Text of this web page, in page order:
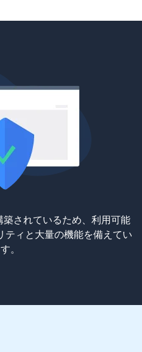
されているため、利用可能
ティと大量の機能を備えてい
。